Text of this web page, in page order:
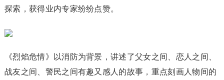
探索，获得业内专家纷纷点赞。
《烈焰危情》以消防为背景，讲述了父女之间、恋人之间、
战友之间、警民之间有趣又感人的故事，重点刻画人物间的